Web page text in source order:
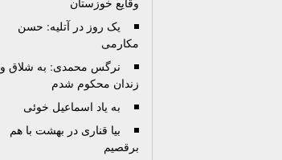
یک روز در آتلیه: حسن
مکارمی
نرگس محمدی: به شلاق و
زندان محکوم شدم
به یاد اسماعیل خوئی
بیا قناری در بهشت با هم
برقصیم